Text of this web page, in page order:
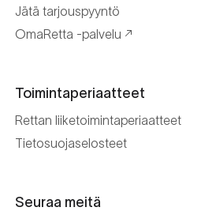
Jätä tarjouspyyntö
OmaRetta -palvelu
Toimintaperiaatteet
Rettan liiketoimintaperiaatteet
Tietosuojaselosteet
Seuraa meitä